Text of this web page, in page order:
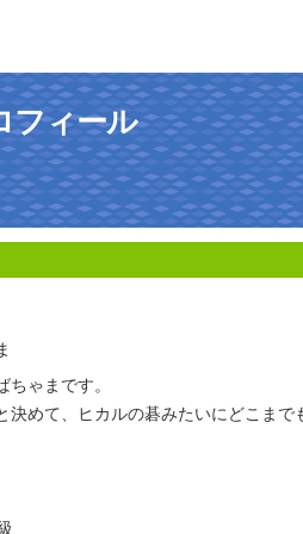
フィール
ちゃまです。
決めて、ヒカルの碁みたいにどこまで